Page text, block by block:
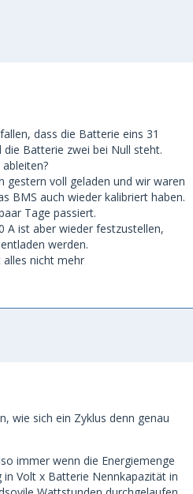
dass die Batterie eins 31
Batterie zwei bei Null steht.
gestern voll geladen und wir waren
BMS auch wieder kalibriert haben.
Tage passiert.
A ist aber wieder festzustellen,
werden.
nicht mehr
wie sich ein Zyklus denn genau
immer wenn die Energiemenge
Volt x Batterie Nennkapazität in